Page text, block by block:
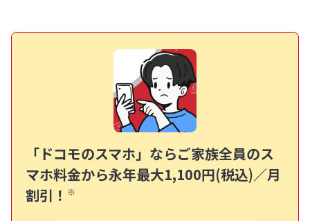
「ドコモのスマホ」ならご家族全員のス
マホ料金から永年最大1,100円(税込)／月
割引！ ※